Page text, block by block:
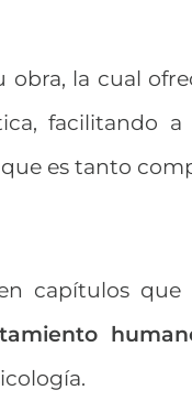
obra, la cual
facilitando
es tanto
capítulos